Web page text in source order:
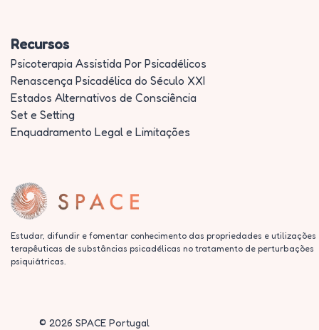
Recursos
Psicoterapia Assistida Por Psicadélicos
Renascença Psicadélica do Século XXI
Estados Alternativos de Consciência
Set e Setting
Enquadramento Legal e Limitações
Estudar, difundir e fomentar conhecimento das propriedades e utilizações
terapêuticas de substâncias psicadélicas no tratamento de perturbações
psiquiátricas.
© 2026 SPACE Portugal